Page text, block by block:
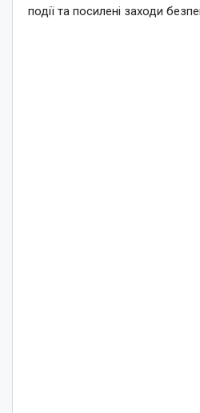
події та посилені заходи